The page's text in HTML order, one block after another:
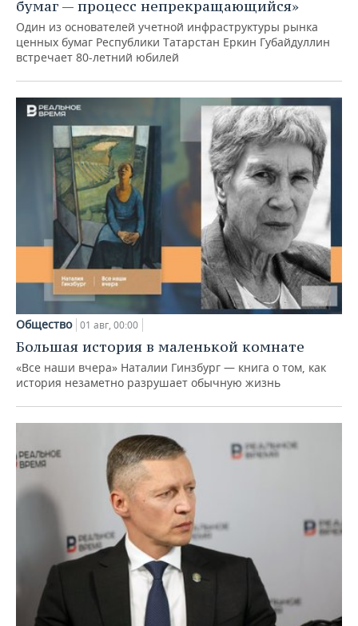
бумаг — процесс непрекращающийся»
Один из основателей учетной инфраструктуры рынка
ценных бумаг Республики Татарстан Еркин Губайдуллин
встречает 80-летний юбилей
Общество 01 авг, 00:00
Большая история в маленькой комнате
«Все наши вчера» Наталии Гинзбург — книга о том, как
история незаметно разрушает обычную жизнь